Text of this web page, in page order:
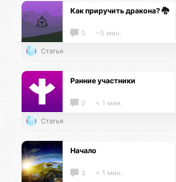
Как приручить дракона? 🐉
0 ~5 мин.
Статья
Ранние участники
0 < 1 мин.
Статья
Начало
3 < 1 мин.